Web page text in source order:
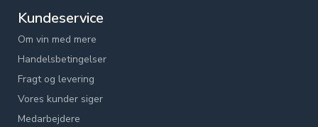
Kundeservice
Om vin med mere
Handelsbetingelser
Fragt og levering
Vores kunder siger
Medarbejdere